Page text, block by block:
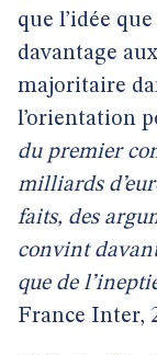
que l’idée
davantage
majoritaire
l’orientation
du premier
milliards
faits, des
convint
que de
France Inter,